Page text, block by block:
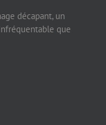
décapant, un
que